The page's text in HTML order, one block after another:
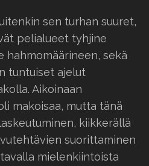
sen turhan suuret,
pelialueet tyhjine
hahmomäärineen, sekä
tuntuiset ajelut
Aikoinaan
makoisaa, mutta tänä
kiikkerällä
suorittaminen
mielenkiintoista